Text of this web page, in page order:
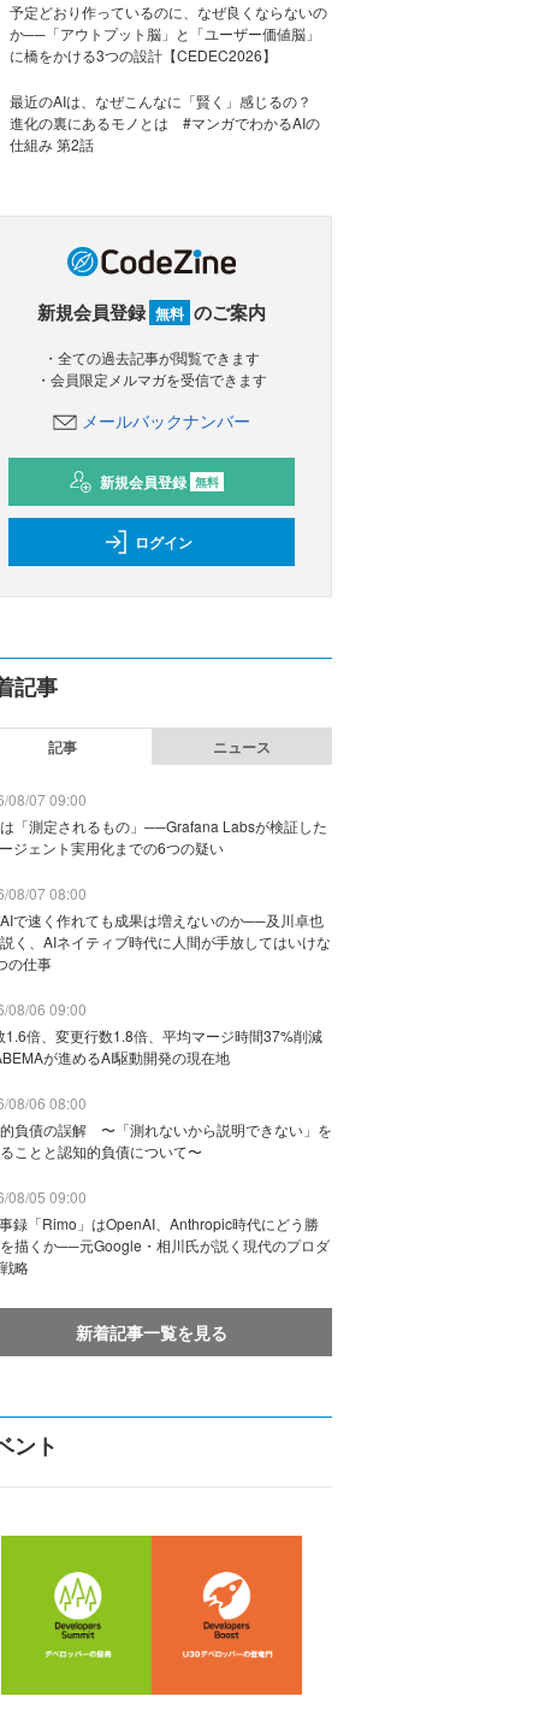
予定どおり作っているのに、なぜ良くならないの
か──「アウトプット脳」と「ユーザー価値脳」
に橋をかける3つの設計【CEDEC2026】
最近のAIは、なぜこんなに「賢く」感じるの？
進化の裏にあるモノとは #マンガでわかるAIの
仕組み 第2話
新規会員登録 無料 のご案内
・全ての過去記事が閲覧できます
・会員限定メルマガを受信できます
メールバックナンバー
新規会員登録 無料
ログイン
記事
記事 ニュース
08/07 09:00
「測定されるもの」──Grafana Labsが検証した
ジェント実用化までの6つの疑い
08/07 08:00
で速く作れても成果は増えないのか──及川卓也
く、AIネイティブ時代に人間が手放してはいけな
の仕事
08/06 09:00
1.6倍、変更行数1.8倍、平均マージ時間37%削減
が進めるAI駆動開発の現在地
08/06 08:00
負債の誤解 〜「測れないから説明できない」を
ことと認知的負債について〜
08/05 09:00
録「Rimo」はOpenAI、Anthropic時代にどう勝
描くか──元Google・相川氏が説く現代のプロダ
略
新着記事一覧を見る
ント